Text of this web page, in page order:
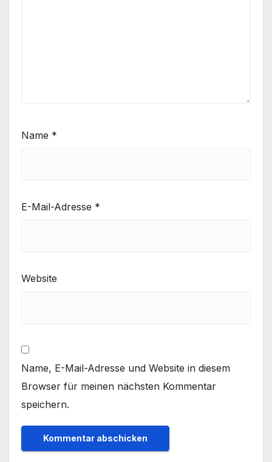
Name *
E-Mail-Adresse *
Website
Name, E-Mail-Adresse und Website in diesem
Browser für meinen nächsten Kommentar
speichern.